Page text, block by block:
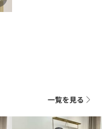
一覧を見る